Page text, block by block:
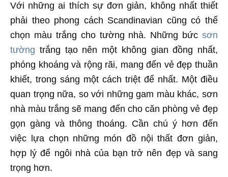
Với những ai thích sự đơn giản, không nhất thiết
phải theo phong cách Scandinavian cũng có thể
chọn màu trắng cho tường nhà. Những bức sơn
tường trắng tạo nên một không gian đồng nhất,
phóng khoáng và rộng rãi, mang đến vẻ đẹp thuần
khiết, trong sáng một cách triệt để nhất. Một điều
quan trọng nữa, so với những gam màu khác, sơn
nhà màu trắng sẽ mang đến cho căn phòng vẻ đẹp
gọn gàng và thông thoáng. Cần chú ý hơn đến
việc lựa chọn những món đồ nội thất đơn giản,
hợp lý để ngôi nhà của bạn trở nên đẹp và sang
trọng hơn.